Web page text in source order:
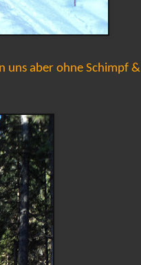
uns aber ohne Schimpf &